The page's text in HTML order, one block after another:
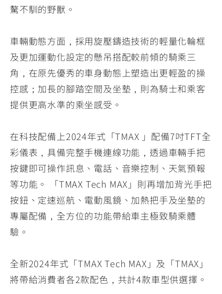
驁不馴的野獸。
車輛動態方面，採用旋壓鑄造技術的輕量化輪框
及更加運動化設定的懸吊搭配較前傾的騎乘三
角，在原先優秀的車身動態上塑造出更輕盈的操
控感；加長的腳踏空間及坐墊，則為騎士和乘客
提供更高水準的乘坐感受。
在科技配備上2024年式「TMAX 」配備7吋TFT全
彩儀表，具備完整手機連線功能，透過車輛手把
按鍵即可操作訊息、電話、音樂控制、天氣預報
等功能。 「TMAX Tech MAX」則再增加背光手把
按鈕、定速巡航、電動風鏡、加熱把手及坐墊的
專屬配備，全方位的功能帶給車主極致騎乘體
驗。
全新2024年式「TMAX Tech MAX」及「TMAX」
將帶給消費者各2款配色，共計4款車型供選擇。